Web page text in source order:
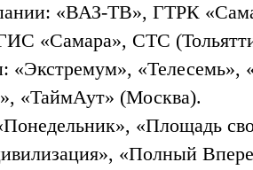
«ВАЗ-ТВ», ГТРК
«Самара», СТС
«Экстремум», «Телесемь»,
«ТаймАут» (Москва).
«Площадь
«Полный